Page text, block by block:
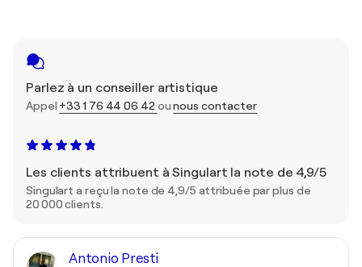
Parlez à un conseiller artistique
Appel +33 1 76 44 06 42 ounous contacter
Les clients attribuent à Singulart la note de 4,9/5
Singulart a reçu la note de 4,9/5 attribuée par plus de
20 000 clients.
Antonio Presti